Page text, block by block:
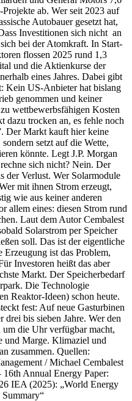
ab. Wer seit 2023 auf
Autobauer gesetzt hat,
Investitionen sich nicht an
bei der Atomkraft. In Start-
flossen 2025 rund 1,3
und die Aktienkurse der
eines Jahres. Dabei gibt
Kein US-Anbieter hat bislang
genommen und keiner
wettbewerbsfähigen Kosten
dazu trocken an, es fehle noch
Der Markt kauft hier keine
setzt auf die Wette,
könnte. Legt J.P. Morgan
sich nicht? Nein. Der
der Verlust. Wer Solarmodule
mit ihnen Strom erzeugt,
wie aus keiner anderen
allem eines: diesen Strom rund
Laut dem Autor Cembalest
Solarstrom per Speicher
soll. Das ist der eigentliche
ist das Problem,
Investoren heißt das aber
Markt. Der Speicherbedarf
Die Technologie
Reaktor-Ideen) schon heute.
fest: Auf neue Gasturbinen
drei bis sieben Jahre. Wer den
um die Uhr verfügbar macht,
und Marge. Klimaziel und
zusammen. Quellen:
/ Michael Cembalest
Annual Energy Paper:
IEA (2025): „World Energy